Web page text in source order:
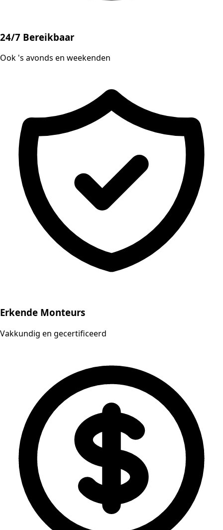
24/7 Bereikbaar
Ook 's avonds en weekenden
Erkende Monteurs
Vakkundig en gecertificeerd